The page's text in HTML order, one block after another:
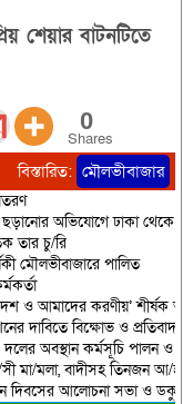
শেয়ার বাটনটিতে
0
Shares
বিস্তারিত: মৌলভীবাজার
অভিযোগে ঢাকা থেকে
তার চু/রি
মৌলভীবাজারে পালিত
ও আমাদের করণীয়’ শীর্ষক
দাবিতে বিক্ষোভ ও
অবস্থান কর্মসূচি পালন ও
সী মা/মলা, বাদীসহ তিনজন আ/
আলোচনা সভা ও